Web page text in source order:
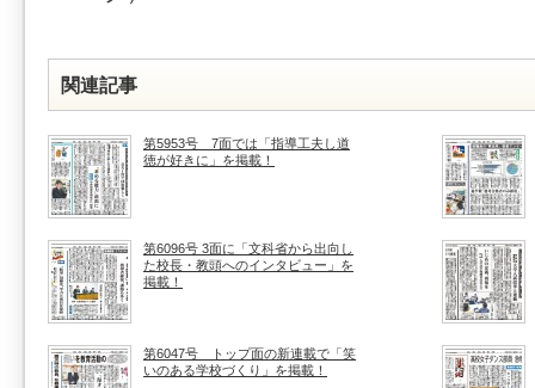
関連記事
第5953号 7面では「指導工夫し道
徳が好きに」を掲載！
第6096号 3面に「文科省から出向し
た校長・教頭へのインタビュー」を
掲載！
第6047号 トップ面の新連載で「笑
いのある学校づくり」を掲載！